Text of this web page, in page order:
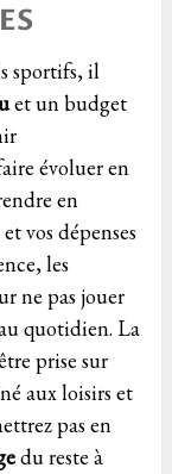
sportifs, il
et un budget
évoluer en
en
vos dépenses
les
ne pas jouer
quotidien. La
prise sur
aux loisirs et
pas en
du reste à